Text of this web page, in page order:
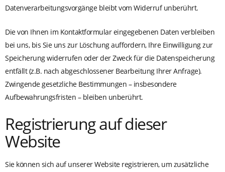
Datenverarbeitungsvorgänge bleibt vom Widerruf unberührt.
Die von Ihnen im Kontaktformular eingegebenen Daten verbleiben
bei uns, bis Sie uns zur Löschung auffordern, Ihre Einwilligung zur
Speicherung widerrufen oder der Zweck für die Datenspeicherung
entfällt (z.B. nach abgeschlossener Bearbeitung Ihrer Anfrage).
Zwingende gesetzliche Bestimmungen – insbesondere
Aufbewahrungsfristen – bleiben unberührt.
Registrierung auf dieser
Website
Sie können sich auf unserer Website registrieren, um zusätzliche